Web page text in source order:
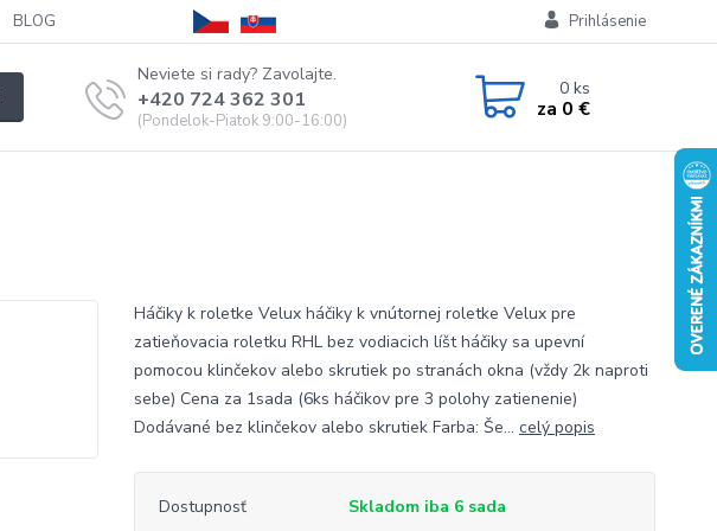
BLOG Prihlásenie
Neviete si rady? Zavolajte.
+420 724 362 301
(Pondelok-Piatok 9:00-16:00)
0ks
za 0 €
Háčiky k roletke Velux háčiky k vnútornej roletke Velux pre
zatieňovacia roletku RHL bez vodiacich líšt háčiky sa upevní
pomocou klinčekov alebo skrutiek po stranách okna (vždy 2k naproti
sebe) Cena za 1sada (6ks ​​háčikov pre 3 polohy zatienenie)
Dodávané bez klinčekov alebo skrutiek Farba: Še... celý popis
Dostupnosť Skladom iba 6 sada